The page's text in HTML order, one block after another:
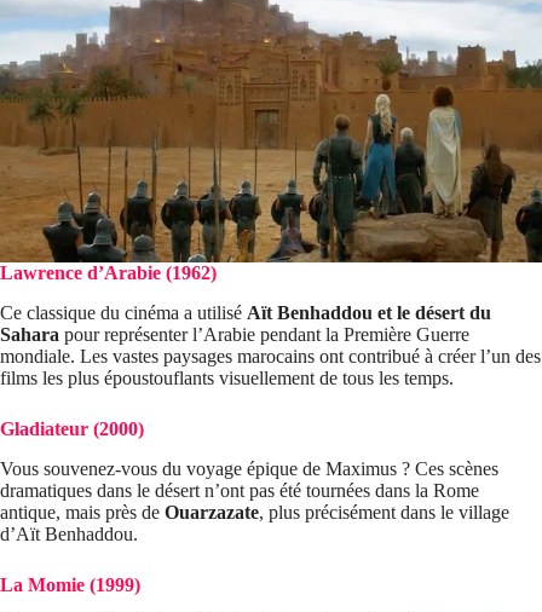
Lawrence d’Arabie (1962)
Ce classique du cinéma a utilisé Aït Benhaddou et le désert du
Sahara pour représenter l’Arabie pendant la Première Guerre
mondiale. Les vastes paysages marocains ont contribué à créer l’un des
films les plus époustouflants visuellement de tous les temps.
Gladiateur (2000)
Vous souvenez-vous du voyage épique de Maximus ? Ces scènes
dramatiques dans le désert n’ont pas été tournées dans la Rome
antique, mais près de Ouarzazate, plus précisément dans le village
d’Aït Benhaddou.
La Momie (1999)